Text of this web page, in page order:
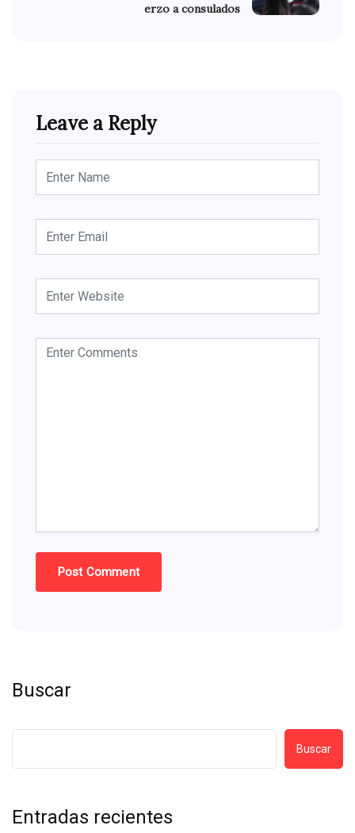
erzo a consulados
Leave a Reply
Buscar
Buscar
Entradas recientes